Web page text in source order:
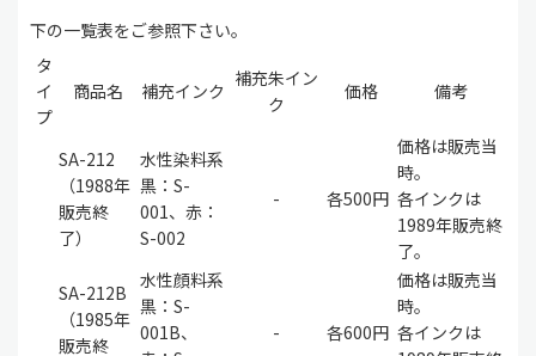
下の一覧表をご参照下さい。
タ
イ
プ
商品名 補充インク
補充朱イン
ク
価格 備考
SA-212
（1988年
販売終
了）
水性染料系
黒：S-
001、赤：
S-002
- 各500円
価格は販売当
時。
各インクは
1989年販売終
了。
SA-212B
（1985年
販売終
水性顔料系
黒：S-
001B、
- 各600円
価格は販売当
時。
各インクは